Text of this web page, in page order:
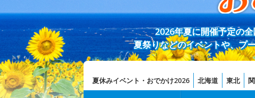
2026年夏に開催予定の
夏祭りなどのイベントや、プ
夏休みイベント・おでかけ2026 北海道 東北